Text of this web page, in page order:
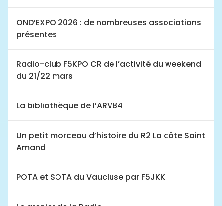
OND’EXPO 2026 : de nombreuses associations
présentes
Radio-club F5KPO CR de l’activité du weekend
du 21/22 mars
La bibliothèque de l’ARV84
Un petit morceau d’histoire du R2 La côte Saint
Amand
POTA et SOTA du Vaucluse par F5JKK